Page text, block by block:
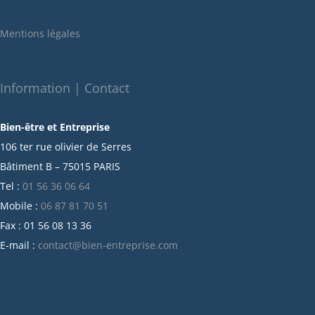
décembre 2021
octobre 2021
juillet 2021
juin 2021
mai 2021
avril 2021
mars 2021
février 2021
janvier 2021
Mentions légales
Information | Contact
Bien-être et Entreprise
106 ter rue olivier de Serres
Bâtiment B – 75015 PARIS
Tel : 01 56 36 06 64
Mobile : 06 87 81 70 51
Fax : 01 56 08 13 36
E-mail : contact@bien-entreprise.com